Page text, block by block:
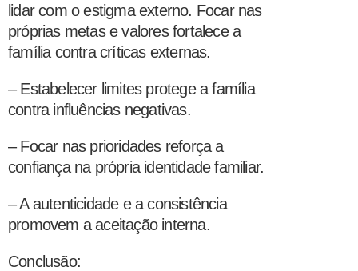
lidar com o estigma externo. Focar nas
próprias metas e valores fortalece a
família contra críticas externas.
– Estabelecer limites protege a família
contra influências negativas.
– Focar nas prioridades reforça a
confiança na própria identidade familiar.
– A autenticidade e a consistência
promovem a aceitação interna.
Conclusão: